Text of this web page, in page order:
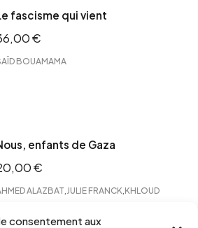
consentement aux
fascisme qui vient
€
BOUAMAMA
enfants de Gaza
€
ALAZBAT JULIE FRANCK KHLOUD